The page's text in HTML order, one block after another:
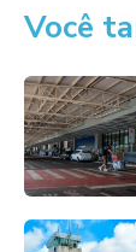
Você